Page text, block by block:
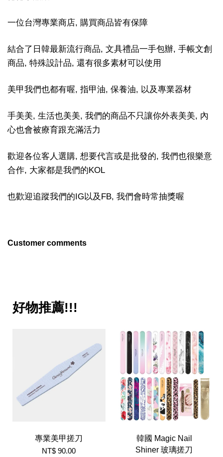
一位台灣專業商店, 購買商品皆有保障
結合了日韓最新流行商品, 文具禮品一手包辦, 手帳文創
商品, 特殊設計品, 還有很多素材可以使用
美甲我們也都有喔, 指甲油, 保養油, 以及專業器材
手美美, 生活也美美, 我們的商品不只讓你外表美美, 內
心也會被療育跟充滿活力
歡迎各位客人選購, 想要代言或是批發的, 我們也很樂意
合作, 大家都是我們的KOL
也歡迎追蹤我們的IG以及FB, 我們會時常抽獎喔
Customer comments
好物推薦!!!
專業美甲搓刀
NT$ 90.00
韓國 Magic Nail
Shiner 玻璃搓刀